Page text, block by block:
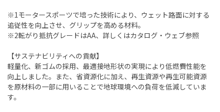
※1モータースポーツで培った技術により、ウェット路面に対する
追従性を向上させ、グリップを高める材料。
※2転がり抵抗グレードはAA、詳しくはカタログ・ウェブ参照
【サステナビリティへの貢献】
軽量化、新ゴムの採用、最適接地形状の実現により低燃費性能を
向上しました。また、省資源化に加え、再生資源や再生可能資源
を原材料の一部に用いることで地球環境への負荷を低減していま
す。